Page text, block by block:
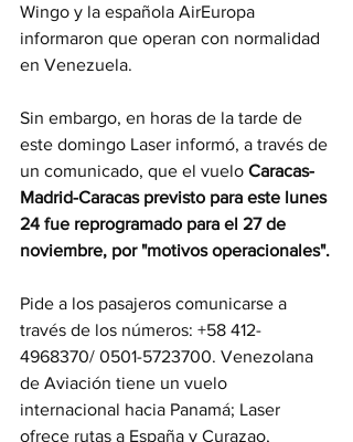
Wingo y la española AirEuropa
informaron que operan con normalidad
en Venezuela.
Sin embargo, en horas de la tarde de
este domingo Laser informó, a través de
un comunicado, que el vuelo Caracas-
Madrid-Caracas previsto para este lunes
24 fue reprogramado para el 27 de
noviembre, por "motivos operacionales".
Pide a los pasajeros comunicarse a
través de los números: +58 412-
4968370/ 0501-5723700. Venezolana
de Aviación tiene un vuelo
internacional hacia Panamá; Laser
ofrece rutas a España y Curazao,